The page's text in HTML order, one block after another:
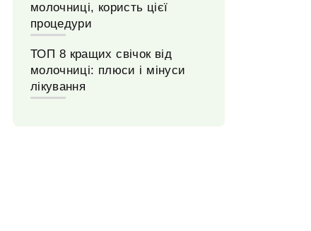
молочниці, користь цієї
процедури
ТОП 8 кращих свічок від
молочниці: плюси і мінуси
лікування